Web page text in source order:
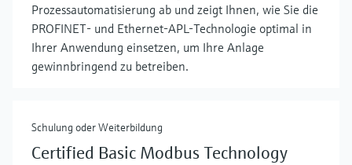
Prozessautomatisierung ab und zeigt Ihnen, wie Sie die
PROFINET- und Ethernet-APL-Technologie optimal in
Ihrer Anwendung einsetzen, um Ihre Anlage
gewinnbringend zu betreiben.
Schulung oder Weiterbildung
Certified Basic Modbus Technology